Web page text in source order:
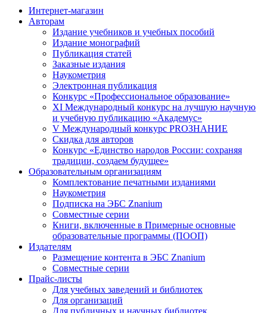
Интернет-магазин
Авторам
Издание учебников и учебных пособий
Издание монографий
Публикация статей
Заказные издания
Наукометрия
Электронная публикация
Конкурс «Профессиональное образование»
XI Международный конкурс на лучшую научную
и учебную публикацию «Академус»
V Международный конкурс PROЗНАНИЕ
Скидка для авторов
Конкурс «Единство народов России: сохраняя
традиции, создаем будущее»
Образовательным организациям
Комплектование печатными изданиями
Наукометрия
Подписка на ЭБС Znanium
Совместные серии
Книги, включенные в Примерные основные
образовательные программы (ПООП)
Издателям
Размещение контента в ЭБС Znanium
Совместные серии
Прайс-листы
Для учебных заведений и библиотек
Для организаций
Для публичных и научных библиотек